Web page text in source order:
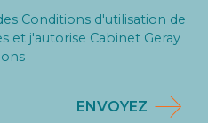
Conditions d'utilisation de
et j'autorise Cabinet Geray
ENVOYEZ